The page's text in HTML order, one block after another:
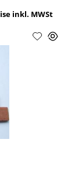
inkl. MWSt